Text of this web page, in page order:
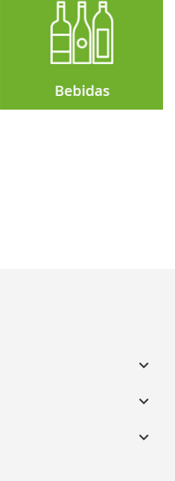
keyboard_arrow_down
keyboard_arrow_down
keyboard_arrow_down